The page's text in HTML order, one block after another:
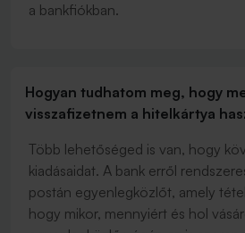
a bankfiókban.
Hogyan tudhatom meg, hogy
visszafizetnem a hitelkártya
Több lehetőséged is van, hogy
kiadásaidat. A bank erről
postán egyenlegközlőt, amely
hogy mikor, mennyiért és hol